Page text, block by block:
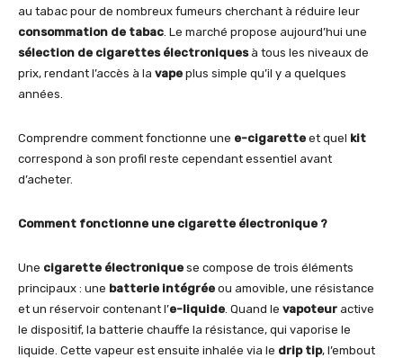
au tabac pour de nombreux fumeurs cherchant à réduire leur
consommation de tabac . Le marché propose aujourd’hui une
sélection de cigarettes électroniquesà tous les niveaux de
prix, rendant l’accès à la vape plus simple qu’il y a quelques
années.
Comprendre comment fonctionne une e-cigarette et quel kit
correspond à son profil reste cependant essentiel avant
d’acheter.
Comment fonctionne une cigarette électronique ?
Une cigarette électronique se compose de trois éléments
principaux : une batterie intégrée ou amovible, une résistance
et un réservoir contenant l’e-liquide . Quand le vapoteur active
le dispositif, la batterie chauffe la résistance, qui vaporise le
liquide. Cette vapeur est ensuite inhalée via le drip tip, l’embout